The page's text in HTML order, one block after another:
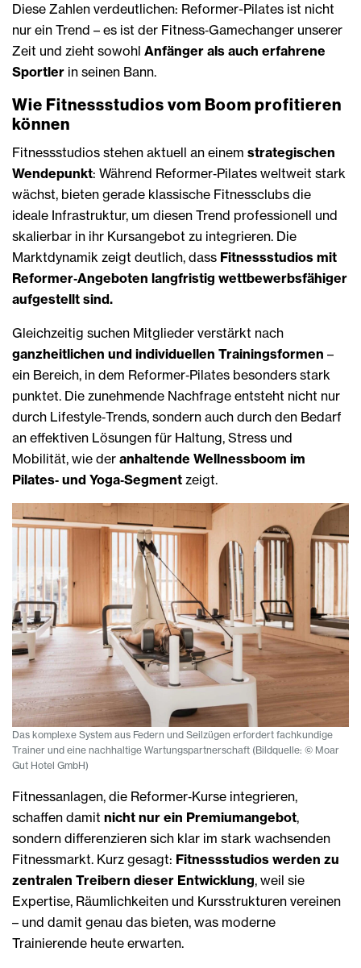
Diese Zahlen verdeutlichen: Reformer-Pilates ist nicht
nur ein Trend – es ist der Fitness‑Gamechanger unserer
Zeit und zieht sowohl Anfänger als auch erfahrene
Sportler in seinen Bann.
Wie Fitnessstudios vom Boom profitieren
können
Fitnessstudios stehen aktuell an einem strategischen
Wendepunkt: Während Reformer‑Pilates weltweit stark
wächst, bieten gerade klassische Fitnessclubs die
ideale Infrastruktur, um diesen Trend professionell und
skalierbar in ihr Kursangebot zu integrieren. Die
Marktdynamik zeigt deutlich, dass Fitnessstudios mit
Reformer‑Angeboten langfristig wettbewerbsfähiger
aufgestellt sind.
Gleichzeitig suchen Mitglieder verstärkt nach
ganzheitlichen und individuellen Trainingsformen –
ein Bereich, in dem Reformer‑Pilates besonders stark
punktet. Die zunehmende Nachfrage entsteht nicht nur
durch Lifestyle‑Trends, sondern auch durch den Bedarf
an effektiven Lösungen für Haltung, Stress und
Mobilität, wie der anhaltende Wellnessboom im
Pilates‑ und Yoga‑Segment zeigt.
Das komplexe System aus Federn und Seilzügen erfordert fachkundige
Trainer und eine nachhaltige Wartungspartnerschaft (Bildquelle: © Moar
Gut Hotel GmbH)
Fitnessanlagen, die Reformer‑Kurse integrieren,
schaffen damit nicht nur ein Premiumangebot,
sondern differenzieren sich klar im stark wachsenden
Fitnessmarkt. Kurz gesagt: Fitnessstudios werden zu
zentralen Treibern dieser Entwicklung, weil sie
Expertise, Räumlichkeiten und Kursstrukturen vereinen
– und damit genau das bieten, was moderne
Trainierende heute erwarten.